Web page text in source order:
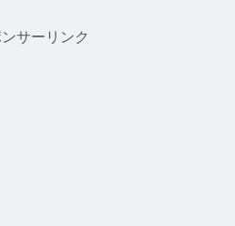
サーリンク